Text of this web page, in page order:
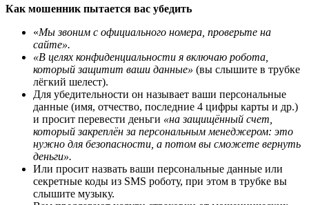
Как мошенник пытается вас убедить
«Мы звоним с официального номера, проверьте на
сайте».
«В целях конфиденциальности я включаю робота,
который защитит ваши данные» (вы слышите в трубке
лёгкий шелест).
Для убедительности он называет ваши персональные
данные (имя, отчество, последние 4 цифры карты и др.)
и просит перевести деньги «на защищённый счет,
который закреплён за персональным менеджером: это
нужно для безопасности, а потом вы сможете вернуть
деньги».
Или просит назвать ваши персональные данные или
секретные коды из SMS роботу, при этом в трубке вы
слышите музыку.